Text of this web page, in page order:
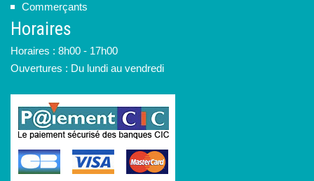
Commerçants
Horaires
Horaires : 8h00 - 17h00
Ouvertures : Du lundi au vendredi